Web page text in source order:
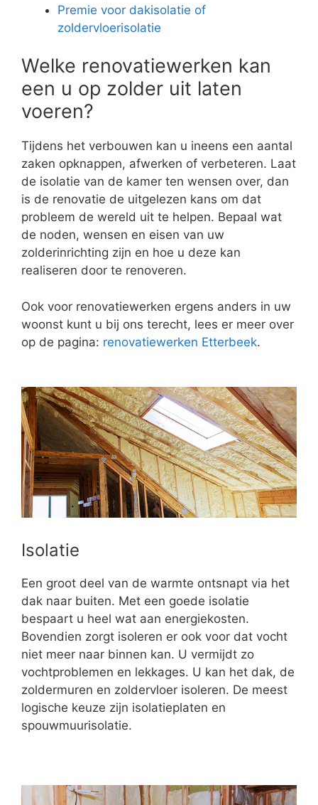
Premie voor dakisolatie of
zoldervloerisolatie
Welke renovatiewerken kan
een u op zolder uit laten
voeren?
Tijdens het verbouwen kan u ineens een aantal
zaken opknappen, afwerken of verbeteren. Laat
de isolatie van de kamer ten wensen over, dan
is de renovatie de uitgelezen kans om dat
probleem de wereld uit te helpen. Bepaal wat
de noden, wensen en eisen van uw
zolderinrichting zijn en hoe u deze kan
realiseren door te renoveren.
Ook voor renovatiewerken ergens anders in uw
woonst kunt u bij ons terecht, lees er meer over
op de pagina: renovatiewerken Etterbeek.
Isolatie
Een groot deel van de warmte ontsnapt via het
dak naar buiten. Met een goede isolatie
bespaart u heel wat aan energiekosten.
Bovendien zorgt isoleren er ook voor dat vocht
niet meer naar binnen kan. U vermijdt zo
vochtproblemen en lekkages. U kan het dak, de
zoldermuren en zoldervloer isoleren. De meest
logische keuze zijn isolatieplaten en
spouwmuurisolatie.